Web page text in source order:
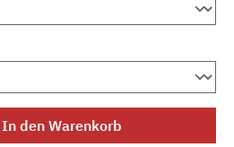
Wert ein
In den Warenkorb